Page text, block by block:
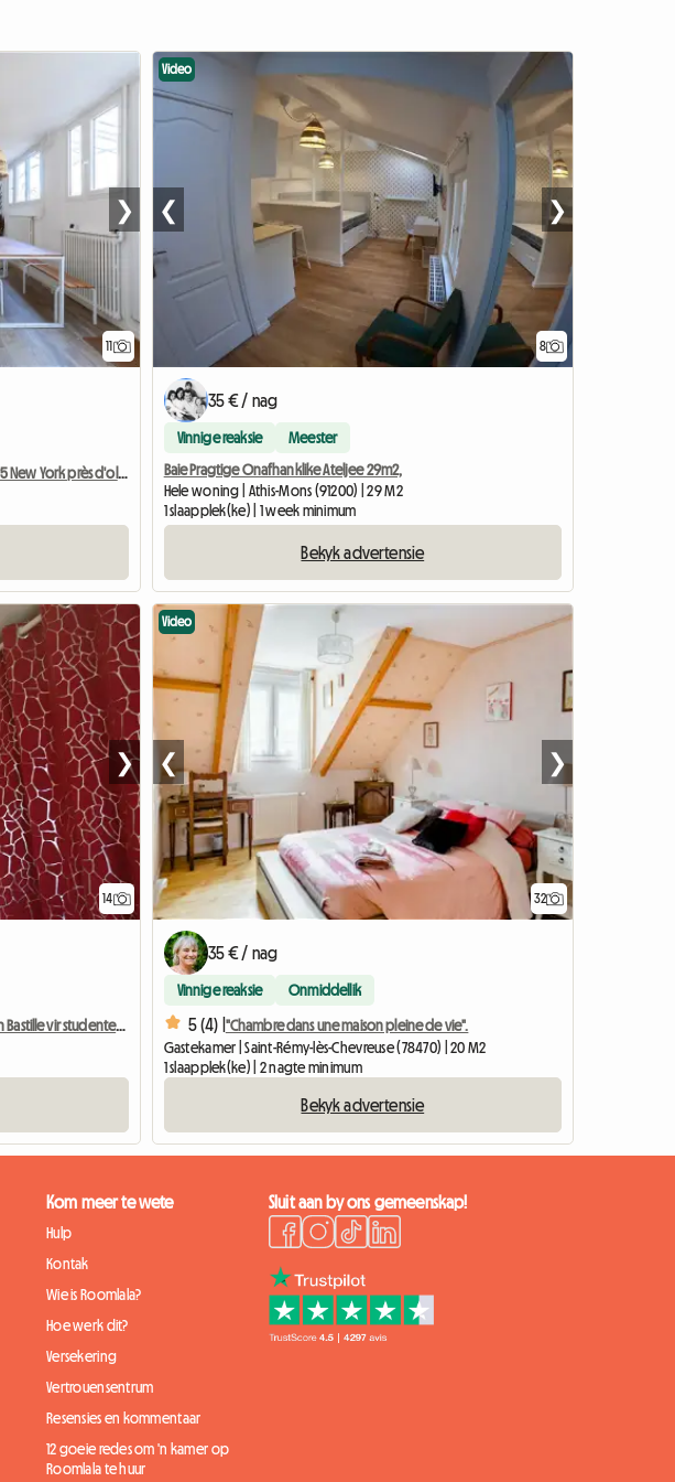
11
❯
Grande Chambre Dans Cosy Coloc #5 New York près d'olry
8
Video
❮ ❯
35 € / nag
Vinnige reaksie Meester
Baie Pragtige Onafhanklike Ateljee 29m2,
Hele woning | Athis-Mons (91200) | 29 M2
1 slaapplek(ke) | 1 week minimum
Bekyk advertensie
14
❯
Gemeubileerde ateljeewoonstel in Bastille vir studente, interns of sakereisigers.
32
Video
❮ ❯
35 € / nag
Vinnige reaksie Onmiddellik
5 (4) | "Chambre dans une maison pleine de vie".
Gastekamer | Saint-Rémy-lès-Chevreuse (78470) | 20 M2
1 slaapplek(ke) | 2 nagte minimum
Bekyk advertensie
Kom meer te wete
Hulp
Kontak
Wie is Roomlala?
Hoe werk dit?
Versekering
Vertrouensentrum
Resensies en kommentaar
12 goeie redes om 'n kamer op
Roomlala te huur
Sluit aan by ons gemeenskap!